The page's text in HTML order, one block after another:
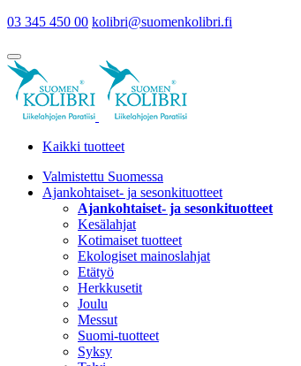
03 345 450 00 kolibri@suomenkolibri.fi
Kaikki tuotteet
Valmistettu Suomessa
Ajankohtaiset- ja sesonkituotteet
Ajankohtaiset- ja sesonkituotteet
Kesälahjat
Kotimaiset tuotteet
Ekologiset mainoslahjat
Etätyö
Herkkusetit
Joulu
Messut
Suomi-tuotteet
Syksy